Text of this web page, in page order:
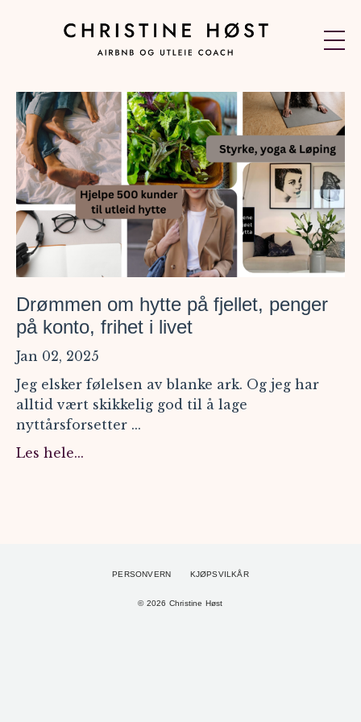
Drømmen om hytte på fjellet, penger
på konto, frihet i livet
Jan 02, 2025
Jeg elsker følelsen av blanke ark. Og jeg har
alltid vært skikkelig god til å lage
nyttårsforsetter ...
Les hele...
PERSONVERN KJØPSVILKÅR
© 2026 Christine Høst